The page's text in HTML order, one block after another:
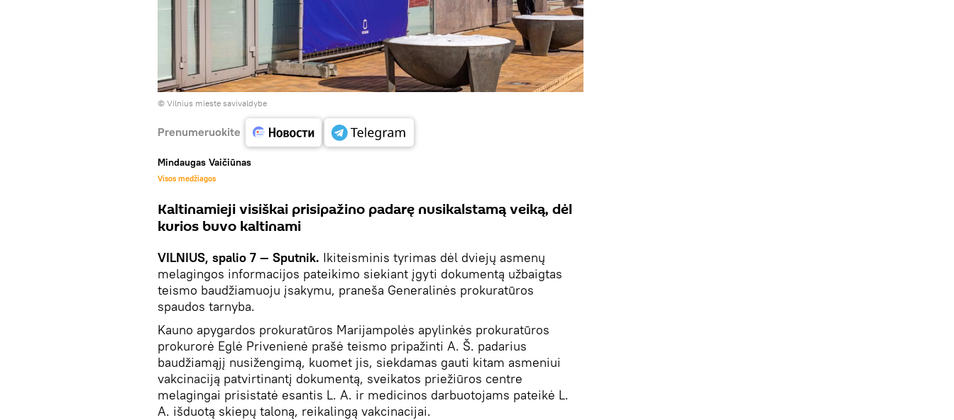
© Vilnius mieste savivaldybe
Prenumeruokite
Mindaugas Vaičiūnas
Visos medžiagos
Kaltinamieji visiškai prisipažino padarę nusikalstamą veiką, dėl
kurios buvo kaltinami
VILNIUS, spalio 7 — Sputnik. Ikiteisminis tyrimas dėl dviejų asmenų
melagingos informacijos pateikimo siekiant įgyti dokumentą užbaigtas
teismo baudžiamuoju įsakymu, praneša Generalinės prokuratūros
spaudos tarnyba.
Kauno apygardos prokuratūros Marijampolės apylinkės prokuratūros
prokurorė Eglė Privenienė prašė teismo pripažinti A. Š. padarius
baudžiamąjį nusižengimą, kuomet jis, siekdamas gauti kitam asmeniui
vakcinaciją patvirtinantį dokumentą, sveikatos priežiūros centre
melagingai prisistatė esantis L. A. ir medicinos darbuotojams pateikė L.
A. išduotą skiepų taloną, reikalingą vakcinacijai.